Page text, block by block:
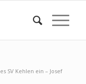
SV Kehlen ein – Josef